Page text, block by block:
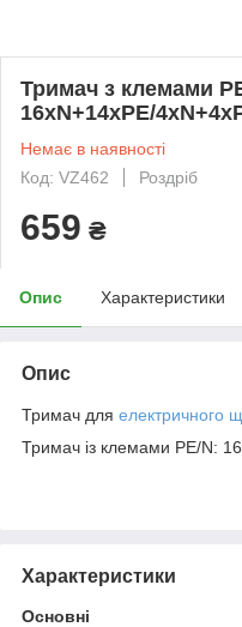
Тримач з клемами
16xN+14xPE/
Немає в наявності
Код: VZ462
Роздріб
659 ₴
Опис Характеристики
Опис
Тримач для електричного
Тримач із клемами PE/N:
Характеристики
Основні